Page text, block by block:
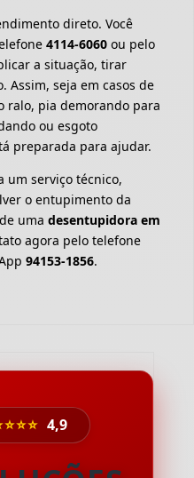
direto. Você
4114-6060 ou pelo
a situação, tirar
Assim, seja em casos de
ralo, pia demorando para
ou esgoto
preparada para ajudar.
um serviço técnico,
o entupimento da
uma desentupidora em
agora pelo telefone
94153-1856.
4,9